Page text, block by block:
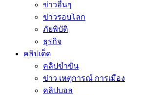
ข่าวอื่นๆ
ข่าวรอบโลก
ภัยพิบัติ
ธุรกิจ
คลิปเด็ด
คลิปขำขัน
ข่าว เหตุการณ์ การเมือง
คลิปบอล